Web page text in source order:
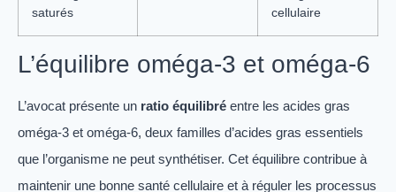
saturés
cellulaire
L’équilibre oméga-3 et oméga-6
L’avocat présente un ratio équilibré entre les acides gras
oméga-3 et oméga-6, deux familles d’acides gras essentiels
que l’organisme ne peut synthétiser. Cet équilibre contribue à
maintenir une bonne santé cellulaire et à réguler les processus